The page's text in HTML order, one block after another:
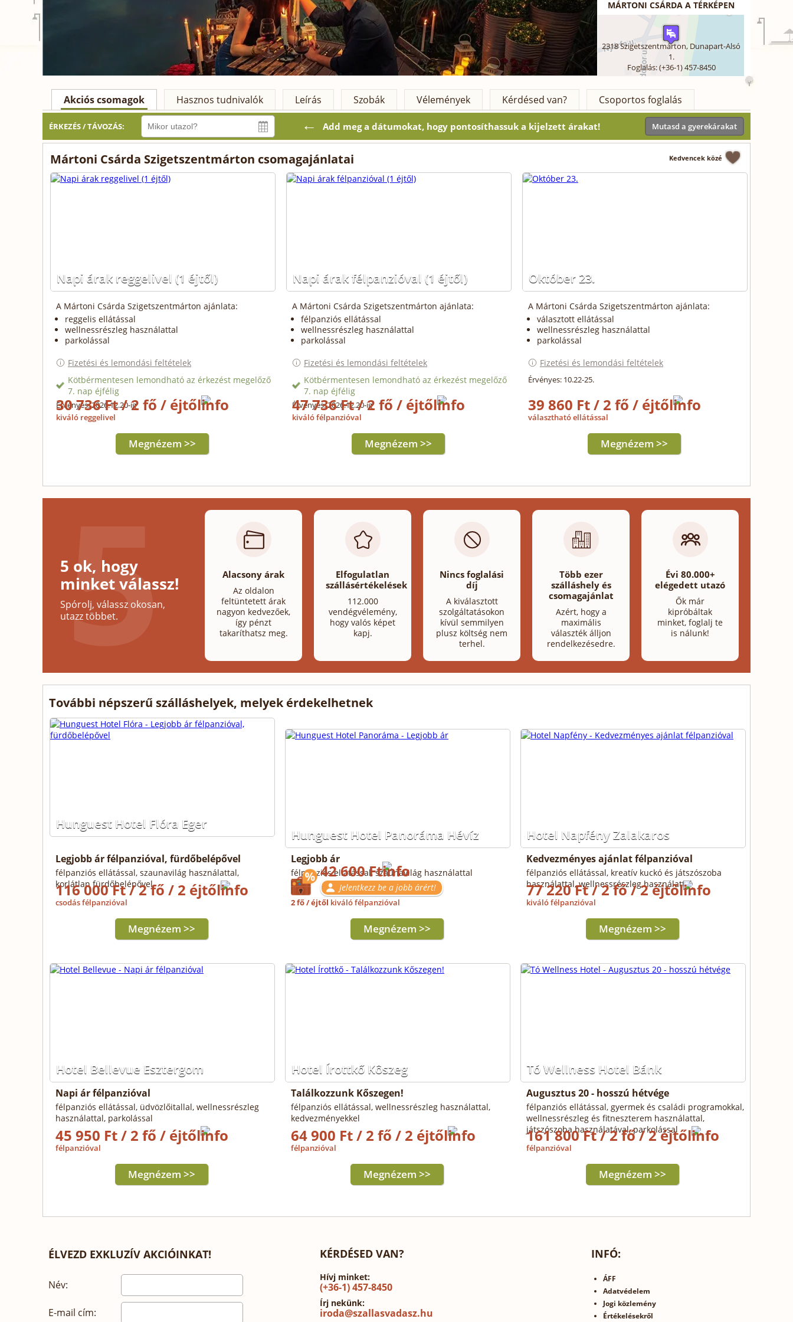
MÁRTONI CSÁRDA A TÉRKÉPEN
2318Szigetszentmárton, Dunapart-Alsó
1.
Foglalás: (+36-1) 457-8450
Akciós csomagok Hasznos tudnivalók Leírás Szobák Vélemények Kérdésed van? Csoportos foglalás
ÉRKEZÉS / TÁVOZÁS: ← Add meg a dátumokat, hogy pontosíthassuk a kijelzett árakat! Mutasd a gyerekárakat
Mártoni Csárda Szigetszentmárton csomagajánlatai Kedvencek közé
Napi árak reggelivel (1 éjtől) Napi árak félpanzióval (1 éjtől) Október 23.
A Mártoni Csárda Szigetszentmárton ajánlata:
reggelis ellátással
wellnessrészleg használattal
parkolással
Fizetési és lemondási feltételek
Kötbérmentesen lemondható az érkezést megelőző
7. nap éjfélig
Érvényes: 2026.12.20-ig
30 736 Ft / 2 fő / éjtől
kiváló reggelivel
Megnézem >>
A Mártoni Csárda Szigetszentmárton ajánlata:
félpanziós ellátással
wellnessrészleg használattal
parkolással
Fizetési és lemondási feltételek
Kötbérmentesen lemondható az érkezést megelőző
7. nap éjfélig
Érvényes: 2026.12.20-ig
47 736 Ft / 2 fő / éjtől
kiváló félpanzióval
Megnézem >>
A Mártoni Csárda Szigetszentmárton ajánlata:
választott ellátással
wellnessrészleg használattal
parkolással
Fizetési és lemondási feltételek
Érvényes: 10.22-25.
39 860 Ft / 2 fő / éjtől
választható ellátással
Megnézem >>
5 ok, hogy
minket válassz!
Spórolj, válassz okosan,
utazz többet.
Alacsony árak
Az oldalon
feltüntetett árak
nagyon kedvezőek,
így pénzt
takaríthatsz meg.
Elfogulatlan
szállásértékelések
112.000
vendégvélemény,
hogy valós képet
kapj.
Nincs foglalási
díj
A kiválasztott
szolgáltatásokon
kívül semmilyen
plusz költség nem
terhel.
Több ezer
szálláshely és
csomagajánlat
Azért, hogy a
maximális
választék álljon
rendelkezésedre.
Évi 80.000+
elégedett utazó
Ők már
kipróbáltak
minket, foglalj te
is nálunk!
További népszerű szálláshelyek, melyek érdekelhetnek
Hunguest Hotel Flóra Eger
Hunguest Hotel Panoráma Hévíz Hotel Napfény Zalakaros
Legjobb ár félpanzióval, fürdőbelépővel
félpanziós ellátással, szaunavilág használattal,
korlátlan fürdőbelépővel
116 000 Ft / 2 fő / 2 éjtől
csodás félpanzióval
Megnézem >>
Legjobb ár
félpanziós ellátással, szaunavilág használattal
42 600 Ft
Jelentkezz be a jobb árért!
2 fő / éjtől kiváló félpanzióval
Megnézem >>
Kedvezményes ajánlat félpanzióval
félpanziós ellátással, kreatív kuckó és játszószoba
használattal, wellnessrészleg használattal
77 220 Ft / 2 fő / 2 éjtől
kiváló félpanzióval
Megnézem >>
Hotel Bellevue Esztergom Hotel Írottkő Kôszeg Tó Wellness Hotel Bánk
Napi ár félpanzióval
félpanziós ellátással, üdvözlőitallal, wellnessrészleg
használattal, parkolással
45 950 Ft / 2 fő / éjtől
félpanzióval
Megnézem >>
Találkozzunk Kőszegen!
félpanziós ellátással, wellnessrészleg használattal,
kedvezményekkel
64 900 Ft / 2 fő / 2 éjtől
félpanzióval
Megnézem >>
Augusztus 20 - hosszú hétvége
félpanziós ellátással, gyermek és családi programokkal,
wellnessrészleg és fitneszterem használattal,
játszószoba használatával, parkolással
161 800 Ft / 2 fő / 2 éjtől
félpanzióval
Megnézem >>
ÉLVEZD EXKLUZÍV AKCIÓINKAT!
Név:
E-mail cím:
KÉRDÉSED VAN?
Hívj minket:
(+36-1) 457-8450
Írj nekünk:
iroda@szallasvadasz.hu
INFÓ:
ÁFF
Adatvédelem
Jogi közlemény
Értékelésekről